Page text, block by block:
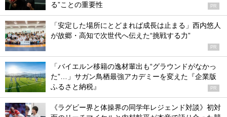
る”ことの重要性
PR
「安定した場所にとどまれば成長は止まる」西内悠人
が故郷・高知で次世代へ伝えた“挑戦する力”
PR
「バイエルン移籍の逸材輩出も“グラウンドがなかっ
た”…」サガン鳥栖最強アカデミーを変えた『企業版
ふるさと納税』
PR
《ラグビー界と体操界の同学年レジェンド対談》初対